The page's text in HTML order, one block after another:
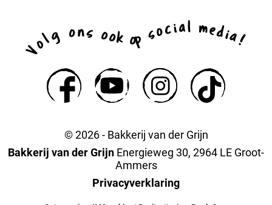
V
o
lg ons ook o
p social media!
© 2026 - Bakkerij van der Grijn
Bakkerij van der Grijn Energieweg 30, 2964 LE Groot-
Ammers
Privacyverklaring